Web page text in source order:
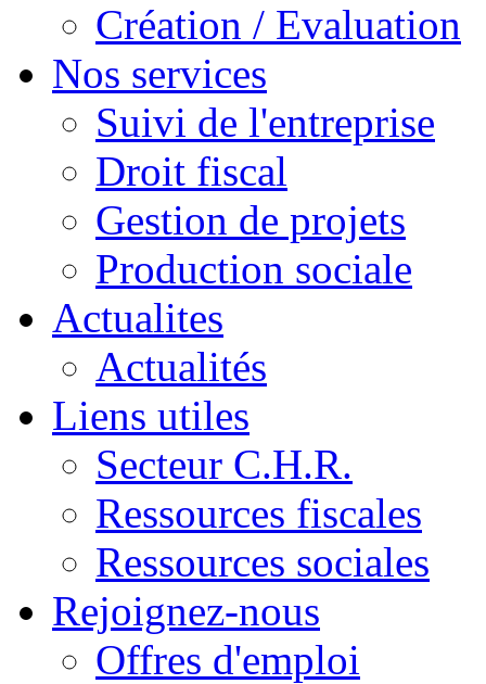
Création / Evaluation
Nos services
Suivi de l'entreprise
Droit fiscal
Gestion de projets
Production sociale
Actualites
Actualités
Liens utiles
Secteur C.H.R.
Ressources fiscales
Ressources sociales
Rejoignez-nous
Offres d'emploi